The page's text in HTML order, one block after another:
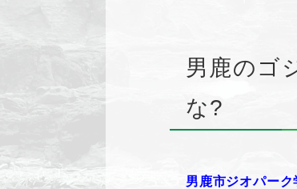
男鹿のゴ
な?
男鹿市ジオパー